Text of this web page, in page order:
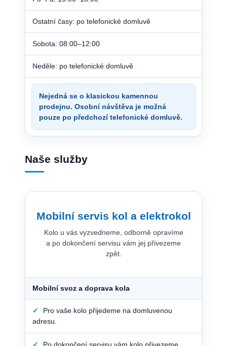
Ostatní časy: po telefonické domluvě
Sobota: 08:00–12:00
Neděle: po telefonické domluvě
Nejedná se o klasickou kamennou
prodejnu. Osobní návštěva je možná
pouze po předchozí telefonické domluvě.
Naše služby
Mobilní servis kol a elektrokol
Kolo u vás vyzvedneme, odborně opravíme
a po dokončení servisu vám jej přivezeme
zpět.
Mobilní svoz a doprava kola
✓
Pro vaše kolo přijedeme na domluvenou
adresu.